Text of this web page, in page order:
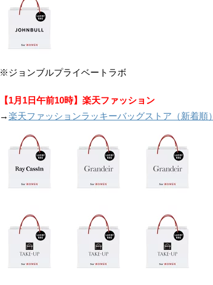
※ジョンブルプライベートラボ
【1月1日午前10時】楽天ファッション
→楽天ファッションラッキーバッグストア（新着順）